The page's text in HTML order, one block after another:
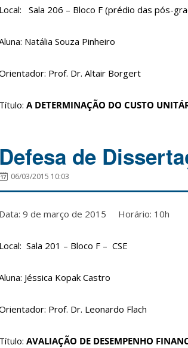
Local: Sala 206 – Bloco F (prédio das pós-
Natália Souza Pinheiro
Prof. Dr. Altair Borgert
Título: A DETERMINAÇÃO DO CUSTO
Defesa de
06/03/2015 10:03
Data: 9 de março de 2015 Horário: 10h
Local: Sala 201 – Bloco F – CSE
Jéssica Kopak Castro
Prof. Dr. Leonardo Flach
Título: AVALIAÇÃO DE DESEMPENHO